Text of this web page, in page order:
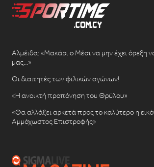
Αλμέιδα: «Μακάρι ο Μέσι να μην έχει όρεξη
μας…»
Οι διαιτητές των φιλικών αγώνων!
«Η ανοικτή προπόνηση του Θρύλου»
«Θα αλλάξει αρκετά προς το καλύτερο η
Αμμόχωστος Επιστροφής»